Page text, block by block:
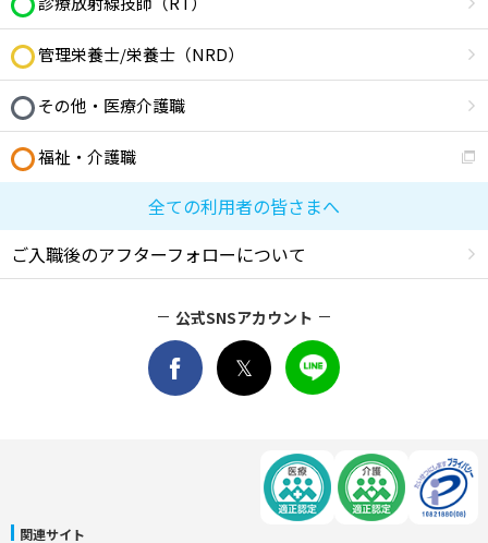
管理栄養士/栄養士（NRD）
その他・医療介護職
福祉・介護職
全ての利用者の皆さまへ
ご入職後のアフターフォローについて
公式SNSアカウント
関連サイト